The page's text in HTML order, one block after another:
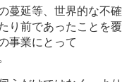
蔓延等、世界的な不確
り前であったことを覆
事業にとって